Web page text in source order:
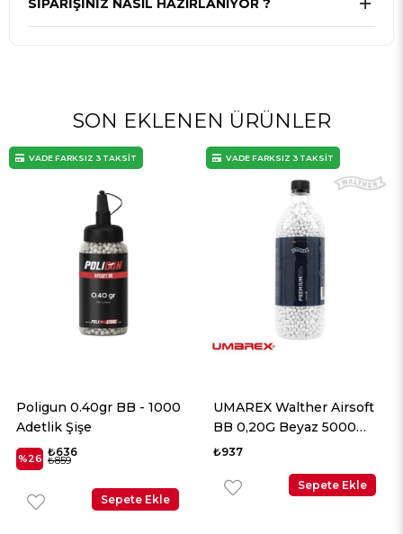
SIPARIŞINIZ NASIL HAZIRLANIYOR ?
SON EKLENEN ÜRÜNLER
- 1000
Ekle
UMAREX Walther Airsoft
BB 0,20G Beyaz 5000
Sepete Ekle
VADE FARKSIZ 3 TAKSİT
UMAREX
Premimum BB
VADE FARKSIZ 3 TAKSİT